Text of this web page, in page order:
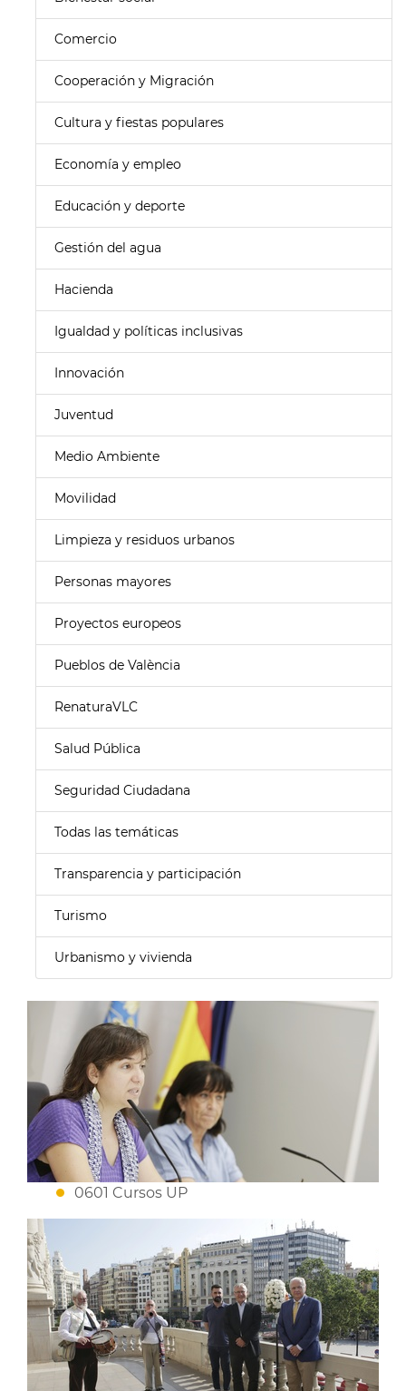
Comercio
Cooperación y Migración
Cultura y fiestas populares
Economía y empleo
Educación y deporte
Gestión del agua
Hacienda
Igualdad y políticas inclusivas
Innovación
Juventud
Medio Ambiente
Movilidad
Limpieza y residuos urbanos
Personas mayores
Proyectos europeos
Pueblos de València
RenaturaVLC
Salud Pública
Seguridad Ciudadana
Todas las temáticas
Transparencia y participación
Turismo
Urbanismo y vivienda
0601 Cursos UP